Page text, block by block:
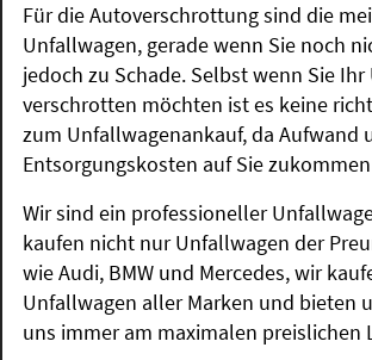
Für die Autoverschrottung sind die
Unfallwagen, gerade wenn Sie noch
jedoch zu Schade. Selbst wenn Sie
verschrotten möchten ist es keine
zum Unfallwagenankauf, da Aufwand
Entsorgungskosten auf Sie
Wir sind ein professioneller
kaufen nicht nur Unfallwagen der
wie Audi, BMW und Mercedes, wir
Unfallwagen aller Marken und bieten
uns immer am maximalen preislichen